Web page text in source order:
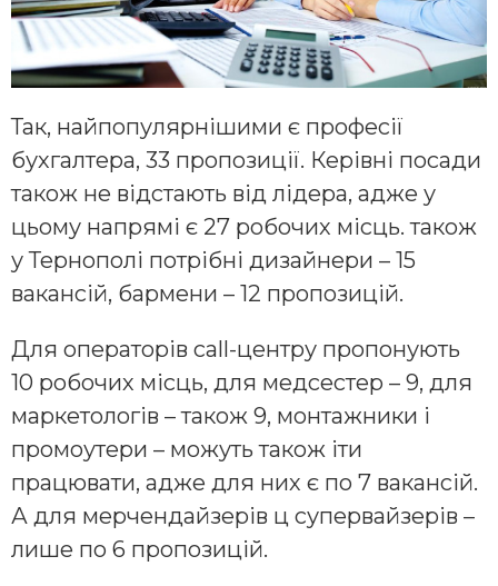
Так, найпопулярнішими є професії
бухгалтера, 33 пропозиції. Керівні посади
також не відстають від лідера, адже у
цьому напрямі є 27 робочих місць. також
у Тернополі потрібні дизайнери – 15
вакансій, бармени – 12 пропозицій.
Для операторів call-центру пропонують
10 робочих місць, для медсестер – 9, для
маркетологів – також 9, монтажники і
промоутери – можуть також іти
працювати, адже для них є по 7 вакансій.
А для мерчендайзерів ц супервайзерів –
лише по 6 пропозицій.